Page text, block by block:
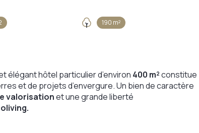
190 m²
élégant hôtel particulier d’environ 400 m²constitue
et de projets d’envergure. Un bien de caractère
valorisationet une grande liberté